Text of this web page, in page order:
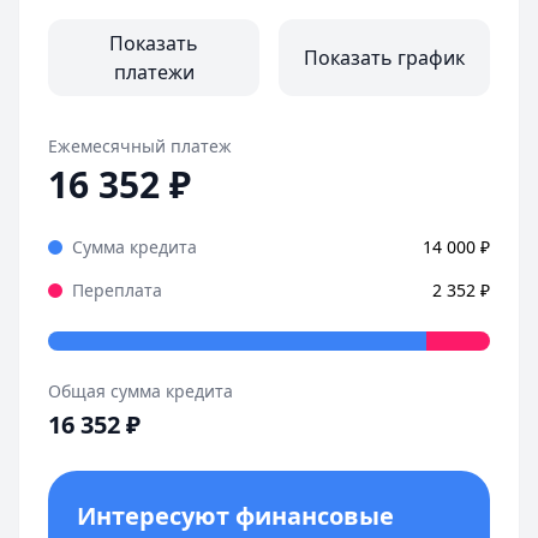
Показать
платежи
Показать график
Ежемесячный платеж
16 352₽
Сумма кредита 14 000 ₽
Переплата
2 352 ₽
Общая сумма кредита
16 352₽
Интересуют финансовые